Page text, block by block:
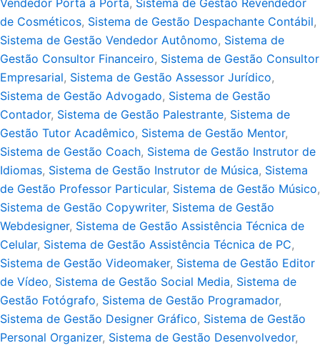
Vendedor Porta a Porta, Sistema de Gestão Revendedor
de Cosméticos, Sistema de Gestão Despachante Contábil,
Sistema de Gestão Vendedor Autônomo, Sistema de
Gestão Consultor Financeiro, Sistema de Gestão Consultor
Empresarial, Sistema de Gestão Assessor Jurídico,
Sistema de Gestão Advogado, Sistema de Gestão
Contador, Sistema de Gestão Palestrante, Sistema de
Gestão Tutor Acadêmico, Sistema de Gestão Mentor,
Sistema de Gestão Coach, Sistema de Gestão Instrutor de
Idiomas, Sistema de Gestão Instrutor de Música, Sistema
de Gestão Professor Particular, Sistema de Gestão Músico,
Sistema de Gestão Copywriter, Sistema de Gestão
Webdesigner, Sistema de Gestão Assistência Técnica de
Celular, Sistema de Gestão Assistência Técnica de PC,
Sistema de Gestão Videomaker, Sistema de Gestão Editor
de Vídeo, Sistema de Gestão Social Media, Sistema de
Gestão Fotógrafo, Sistema de Gestão Programador,
Sistema de Gestão Designer Gráfico, Sistema de Gestão
Personal Organizer, Sistema de Gestão Desenvolvedor,